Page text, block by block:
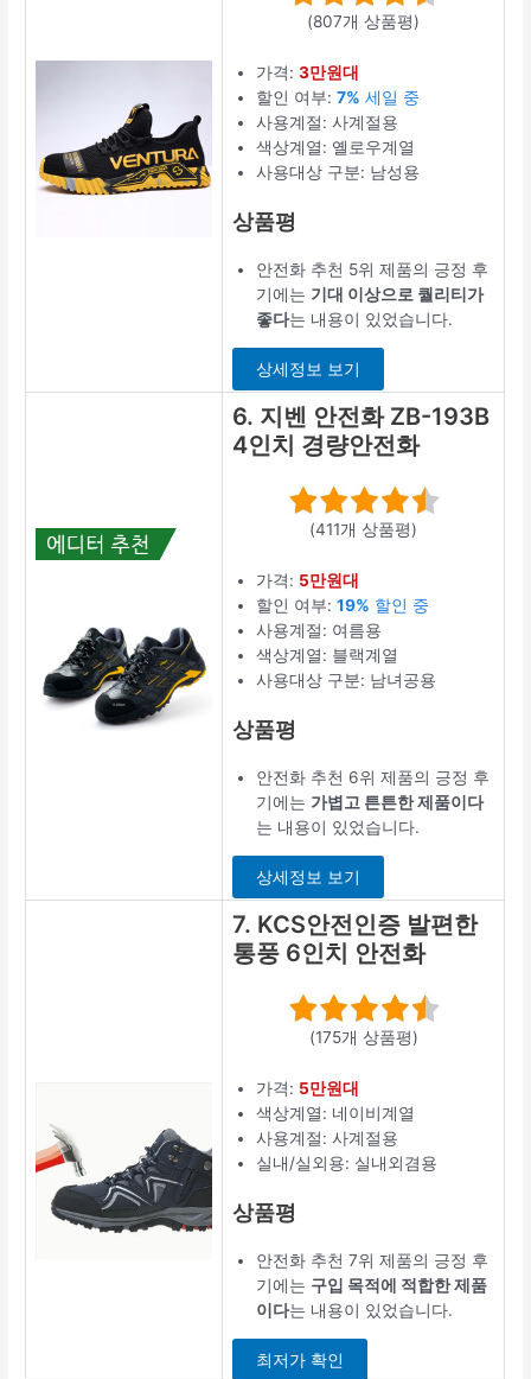
(807개 상품평)
가격:3만원대
할인 여부:7% 세일 중
사용계절: 사계절용
색상계열: 옐로우계열
사용대상 구분: 남성용
상품평
안전화 추천 5위 제품의 긍정 후
기에는 기대 이상으로 퀄리티가
좋다는 내용이 있었습니다.
상세정보 보기
6. 지벤 안전화 ZB-193B
4인치 경량안전화
(411개 상품평)
가격: 5만원대
할인 여부:19% 할인 중
사용계절: 여름용
색상계열: 블랙계열
사용대상 구분: 남녀공용
상품평
안전화 추천 6위 제품의 긍정 후
기에는 가볍고 튼튼한 제품이다
는 내용이 있었습니다.
상세정보 보기
7. KCS안전인증 발편한
통풍 6인치 안전화
(175개 상품평)
가격: 5만원대
색상계열: 네이비계열
사용계절: 사계절용
실내/실외용: 실내외겸용
상품평
안전화 추천 7위 제품의 긍정 후
기에는 구입 목적에 적합한 제품
이다는 내용이 있었습니다.
최저가 확인